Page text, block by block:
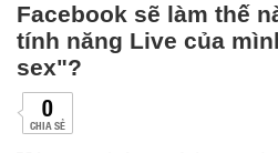
Facebook sẽ làm thế
tính năng Live của
sex"?
0
CHIA SẺ